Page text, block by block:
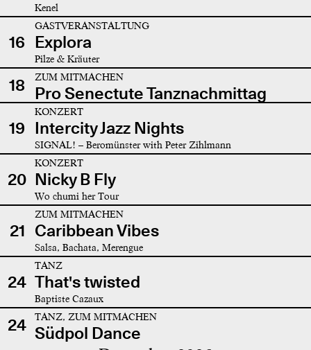
Kenel
16
GASTVERANSTALTUNG
Explora
Pilze & Kräuter
18 ZUM MITMACHEN
Pro Senectute Tanznachmittag
19
KONZERT
Intercity Jazz Nights
SIGNAL! – Beromünster with Peter Zihlmann
20
KONZERT
Nicky B Fly
Wo chumi her Tour
21
ZUM MITMACHEN
Caribbean Vibes
Salsa, Bachata, Merengue
24
TANZ
That's twisted
Baptiste Cazaux
24 TANZ, ZUM MITMACHEN
Südpol Dance